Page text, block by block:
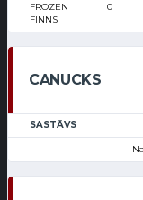
FROZEN
FINNS
0
CANUCKS
SASTĀVS